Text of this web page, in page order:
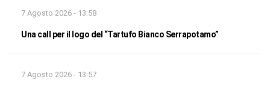
7 Agosto 2026 - 13:58
Una call per il logo del “Tartufo Bianco Serrapotamo”
7 Agosto 2026 - 13:57